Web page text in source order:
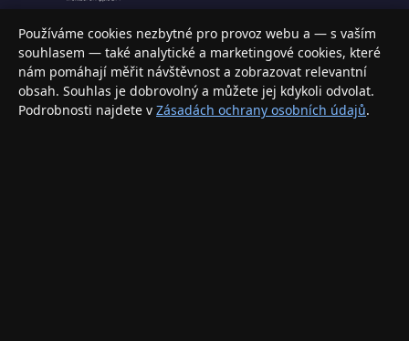
Váš specializovaný obchod s Apple produkty, příslušenstvím a
elektronikou. Nakupujte bezpečně a s jistotou.
INFORMACE
Doprava a doručení
Používáme cookies nezbytné pro provoz webu a — s vaším
souhlasem — také analytické a marketingové cookies, které
nám pomáhají měřit návštěvnost a zobrazovat relevantní
obsah. Souhlas je dobrovolný a můžete jej kdykoli odvolat.
Podrobnosti najdete v Zásadách ochrany osobních údajů.